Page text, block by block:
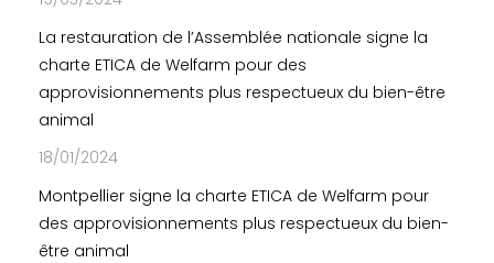
La restauration de l’Assemblée nationale signe la
charte ETICA de Welfarm pour des
approvisionnements plus respectueux du bien-être
animal
18/01/2024
Montpellier signe la charte ETICA de Welfarm pour
des approvisionnements plus respectueux du bien-
être animal